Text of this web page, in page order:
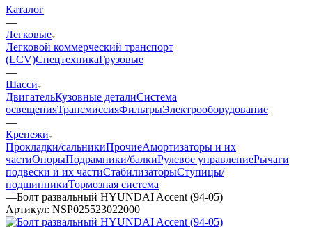
Каталог
—
Легковые
Легковой коммерческий транспорт
(LCV)СпецтехникаГрузовые
—
Шасси
ДвигательКузовные деталиСистема
освещенияТрансмиссияФильтрыЭлектрооборудование
—
Крепежи
Прокладки/сальникиПрочиеАмортизаторы и их
частиОпорыПодрамники/балкиРулевое управлениеРычаги
подвески и их частиСтабилизаторыСтупицы/
подшипникиТормозная система
—Болт развальный HYUNDAI Accent (94-05)
Артикул: NSP025523022000